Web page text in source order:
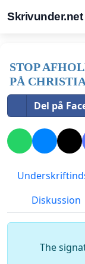
Skrivunder.net
STOP
PÅ
Del på
Diskussion
The